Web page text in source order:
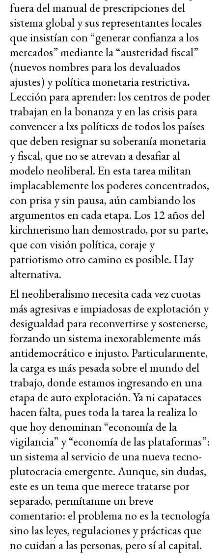
fuera del manual de prescripciones del
sistema global y sus representantes locales
que insistían con “generar confianza a los
mercados” mediante la “austeridad fiscal”
(nuevos nombres para los devaluados
ajustes) y política monetaria restrictiva.
Lección para aprender: los centros de poder
trabajan en la bonanza y en las crisis para
convencer a lxs políticxs de todos los países
que deben resignar su soberanía monetaria
y fiscal, que no se atrevan a desafiar al
modelo neoliberal. En esta tarea militan
implacablemente los poderes concentrados,
con prisa y sin pausa, aún cambiando los
argumentos en cada etapa. Los 12 años del
kirchnerismo han demostrado, por su parte,
que con visión política, coraje y
patriotismo otro camino es posible. Hay
alternativa.
El neoliberalismo necesita cada vez cuotas
más agresivas e impiadosas de explotación y
desigualdad para reconvertirse y sostenerse,
forzando un sistema inexorablemente más
antidemocrático e injusto. Particularmente,
la carga es más pesada sobre el mundo del
trabajo, donde estamos ingresando en una
etapa de auto explotación. Ya ni capataces
hacen falta, pues toda la tarea la realiza lo
que hoy denominan “economía de la
vigilancia” y “economía de las plataformas”:
un sistema al servicio de una nueva tecno-
plutocracia emergente. Aunque, sin dudas,
este es un tema que merece tratarse por
separado, permítanme un breve
comentario: el problema no es la tecnología
sino las leyes, regulaciones y prácticas que
no cuidan a las personas, pero sí al capital.